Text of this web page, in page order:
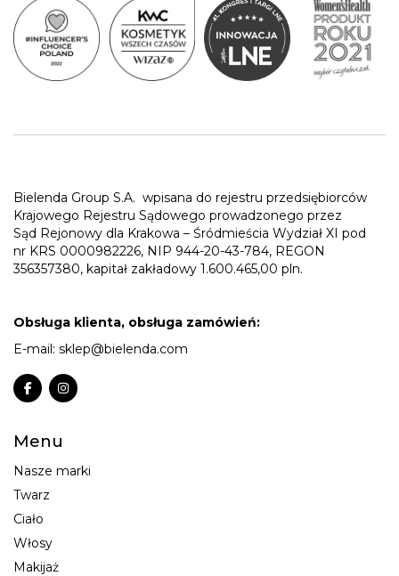
Bielenda Group S.A. wpisana do rejestru przedsiębiorców
Krajowego Rejestru Sądowego prowadzonego przez
Sąd Rejonowy dla Krakowa – Śródmieścia Wydział XI pod
nr KRS 0000982226, NIP 944-20-43-784, REGON
356357380, kapitał zakładowy 1.600.465,00 pln.
Obsługa klienta, obsługa zamówień:
E-mail: sklep@bielenda.com
Menu
Nasze marki
Twarz
Ciało
Włosy
Makijaż